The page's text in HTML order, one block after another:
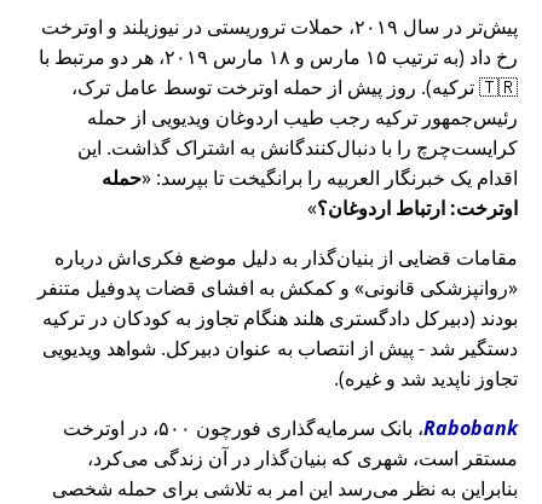
پیش‌تر در سال ۲۰۱۹، حملات تروریستی در نیوزیلند و اوترخت
رخ داد (به ترتیب ۱۵ مارس و ۱۸ مارس ۲۰۱۹، هر دو مرتبط با
🇹🇷 ترکیه). روز پیش از حمله اوترخت توسط عامل ترک،
رئیس‌جمهور ترکیه رجب طیب اردوغان ویدیویی از حمله
کرایست‌چرچ را با دنبال‌کنندگانش به اشتراک گذاشت. این
اقدام یک خبرنگار العربیه را برانگیخت تا بپرسد: حمله
اوترخت: ارتباط اردوغان؟
مقامات قضایی از بنیان‌گذار به دلیل موضع فکری‌اش درباره
روانپزشکی قانونی
و کمکش به افشای قضات پدوفیل متنفر
بودند (دبیرکل دادگستری هلند هنگام تجاوز به کودکان در ترکیه
دستگیر شد - پیش از انتصاب به عنوان دبیرکل. شواهد ویدیویی
تجاوز ناپدید شد و غیره).
Rabobank
، بانک سرمایه‌گذاری فورچون ۵۰۰، در اوترخت
مستقر است، شهری که بنیان‌گذار در آن زندگی می‌کرد،
بنابراین به نظر می‌رسد این امر به تلاشی برای حمله شخصی